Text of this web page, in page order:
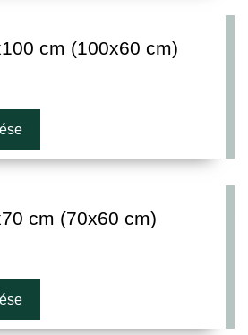
cm (100x60 cm)
cm (70x60 cm)